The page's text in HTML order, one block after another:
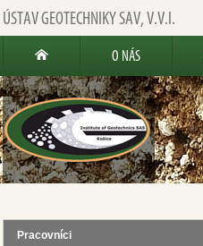
ÚSTAV GEOTECHNIKY SAV, V.V.I.
O NÁS
Pracovníci